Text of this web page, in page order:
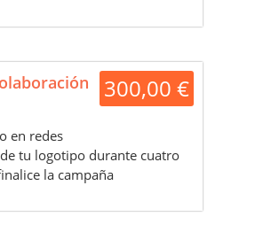
300,00 €
en redes
tu logotipo durante cuatro
la campaña